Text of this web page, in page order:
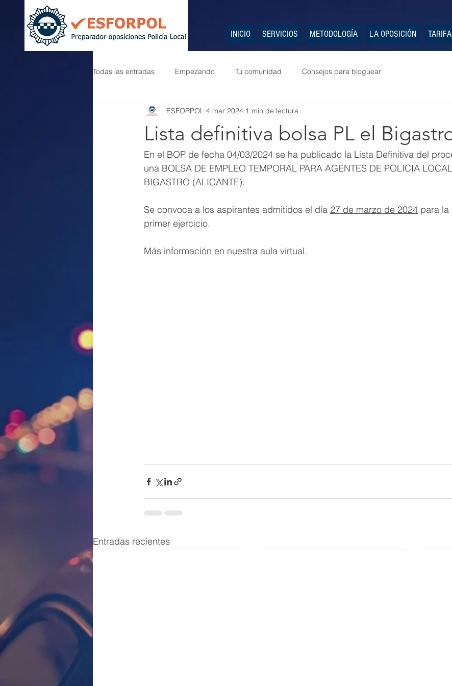
INICIO SERVICIOS METODOLOGÍA LA OPOSICIÓN
Todas las entradas Empezando Tu comunidad Consejos para bloguear
Lista definitiva bolsa PL el
ESFORPOL 4 mar 2024 1 min de lectura
En el BOP de fecha 04/03/2024 se ha publicado la Lista Definitiva del
una BOLSA DE EMPLEO TEMPORAL PARA AGENTES DE POLICIA
BIGASTRO (ALICANTE).
Se convoca a los aspirantes admitidos el día 27 de marzo de 2024 para la
primer ejercicio.
Más información en nuestra aula virtual.
Entradas recientes